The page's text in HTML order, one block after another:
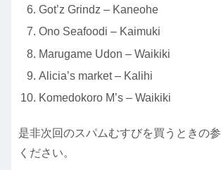
Got’z Grindz – Kaneohe
Ono Seafoodi – Kaimuki
Marugame Udon – Waikiki
Alicia’s market – Kalihi
Komedokoro M’s – Waikiki
是非次回のスパムむすびを買うときの
ください。